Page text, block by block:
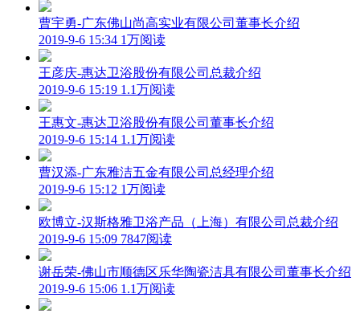
曹宇勇-广东佛山尚高实业有限公司董事长介绍
2019-9-6 15:34 1万阅读
王彦庆-惠达卫浴股份有限公司总裁介绍
2019-9-6 15:19 1.1万阅读
王惠文-惠达卫浴股份有限公司董事长介绍
2019-9-6 15:14 1.1万阅读
曹汉添-广东雅洁五金有限公司总经理介绍
2019-9-6 15:12 1万阅读
欧博立-汉斯格雅卫浴产品（上海）有限公司总裁介绍
2019-9-6 15:09 7847阅读
谢岳荣-佛山市顺德区乐华陶瓷洁具有限公司董事长介绍
2019-9-6 15:06 1.1万阅读